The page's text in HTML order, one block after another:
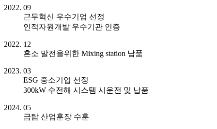
2022. 09
근무혁신 우수기업 선정
인적자원개발 우수기관 인증
2022. 12
혼소 발전을위한 Mixing station 납품
2023. 03
ESG 중소기업 선정
300kW 수전해 시스템 시운전 및 납품
2024. 05
금탑 산업훈장 수훈